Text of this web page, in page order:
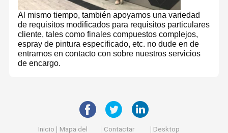
Productos
Sobre
Nosotros
Al mismo tiempo, también apoyamos una variedad
de requisitos modificados para requisitos particulares
cliente, tales como finales compuestos complejos,
espray de pintura especificado, etc. no dude en de
entrarnos en contacto con sobre nuestros servicios
de encargo.
Somos una fábrica profesional de muros de vidrio y
particiones móviles, que puede proporcionar servicios
desde diseño, suministro de materiales hasta envío e
Inicio
Mapa del
Contactar
Desktop